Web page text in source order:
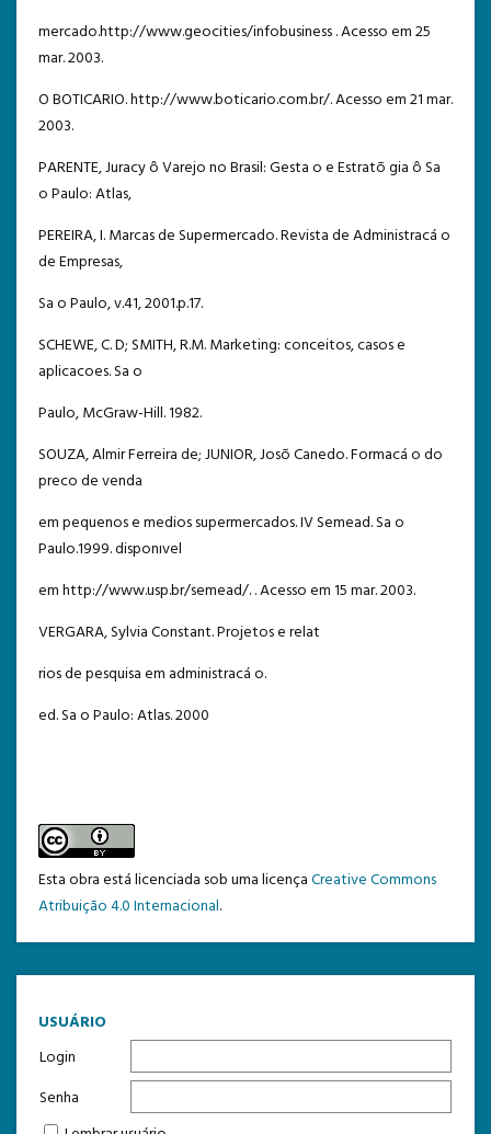
USUÁRIO
Login
Senha
mercado.http://www.geocities/infobusiness . Acesso em 25
mar. 2003.
O BOTICARIO. http://www.boticario.com.br/. Acesso em 21 mar.
2003.
PARENTE, Juracy ô Varejo no Brasil: Gesta o e Estratõ gia ô Sa
o Paulo: Atlas,
PEREIRA, I. Marcas de Supermercado. Revista de Administracá o
de Empresas,
Sa o Paulo, v.41, 2001.p.17.
SCHEWE, C. D; SMITH, R.M. Marketing: conceitos, casos e
aplicacoes. Sa o
Paulo, McGraw-Hill. 1982.
SOUZA, Almir Ferreira de; JUNIOR, Josõ Canedo. Formacá o do
preco de venda
em pequenos e medios supermercados. IV Semead. Sa o
Paulo.1999. disponıvel
em http://www.usp.br/semead/. . Acesso em 15 mar. 2003.
VERGARA, Sylvia Constant. Projetos e relat
rios de pesquisa em administracá o.
ed. Sa o Paulo: Atlas. 2000
Esta obra está licenciada sob uma licençaCreative Commons
Atribuição 4.0 Internacional.